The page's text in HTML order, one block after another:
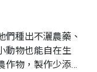
會針對 3 ~ 6 歲、
注！
料
透過「里仁水滴
們種出不灑農藥、
動物也能自在生
物，製作少添加